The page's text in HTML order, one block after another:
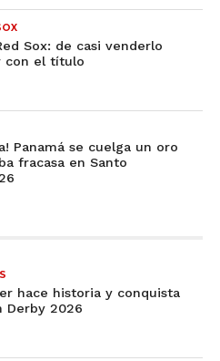
Sox: de casi venderlo
con el título
Panamá se cuelga un oro
fracasa en Santo
hace historia y conquista
Derby 2026